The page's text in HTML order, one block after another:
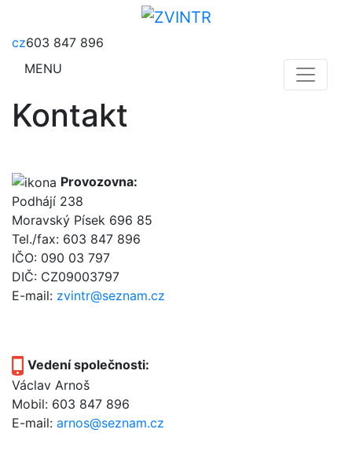
cz603 847 896
MENU
Kontakt
Provozovna:
Podhájí 238
Moravský Písek 696 85
Tel./fax: 603 847 896
IČO: 090 03 797
DIČ: CZ09003797
E-mail: zvintr@seznam.cz
Vedení společnosti:
Václav Arnoš
Mobil: 603 847 896
E-mail: arnos@seznam.cz